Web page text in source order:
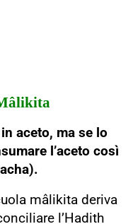
aceto, ma se lo
l’aceto così
mâlikita deriva
l’Hadith